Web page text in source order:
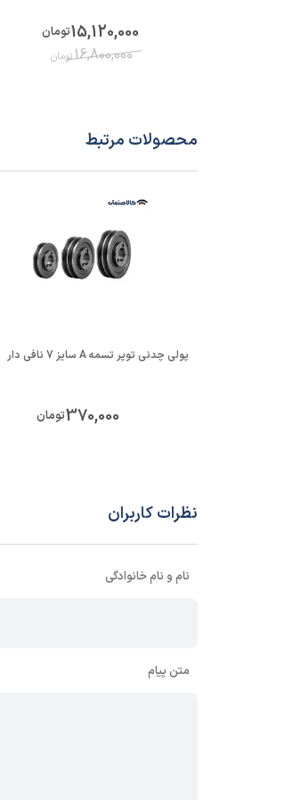
15,120,000تومان
16,800,000تومان
محصولات مرتبط
پولی چدنی توپر تسمه A سایز 7 نافی دار
370,000تومان
نظرات کاربران
نام و نام خانوادگی
متن پیام